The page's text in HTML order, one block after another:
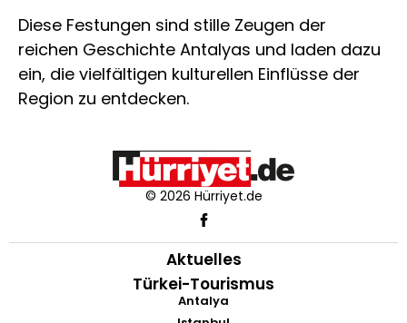
Diese Festungen sind stille Zeugen der
reichen Geschichte Antalyas und laden dazu
ein, die vielfältigen kulturellen Einflüsse der
Region zu entdecken.
© 2026 Hürriyet.de
Aktuelles
Türkei-Tourismus
Antalya